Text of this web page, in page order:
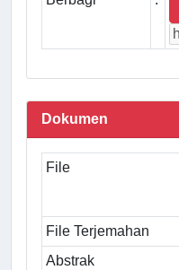
Dokumen
File
File Terjemahan
Abstrak